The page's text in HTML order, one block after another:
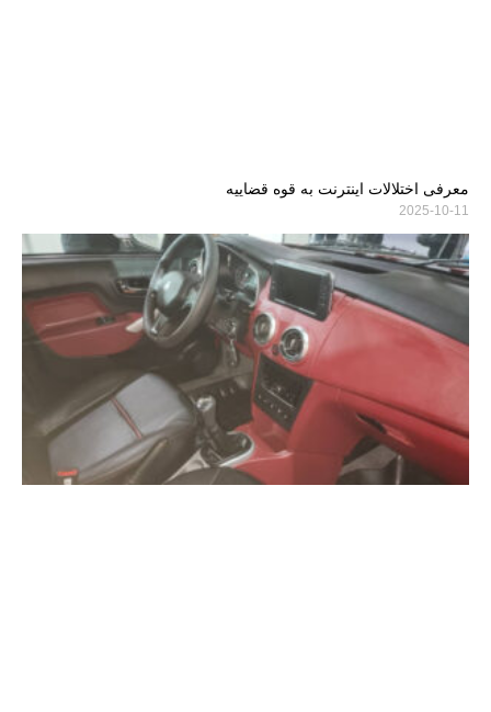
معرفی اختلالات اینترنت به قوه قضاییه
2025-10-11